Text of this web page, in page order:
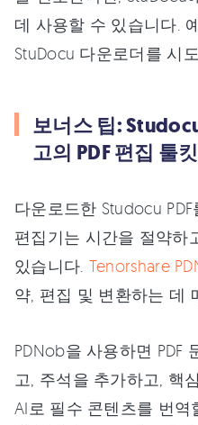
데 사용할 수 있습니다.
StuDocu 다운로더를 시
보너스 팁:
고의 PDF 편집 툴킷
다운로드한 Studocu
편집기는 시간을 절약하
있습니다. Tenorshare
약, 편집 및 변환하는 데
PDNob을 사용하면 PDF
고, 주석을 추가하고, 핵
AI로 필수 콘텐츠를 번역